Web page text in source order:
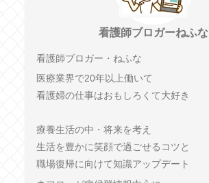
看護師ブロガーねふな
看護師ブロガー・ねふな
医療業界で20年以上働いて
看護婦の仕事はおもしろくて大好き
療養生活の中・将来を考え
生活を豊かに笑顔で過ごせるコツと
職場復帰に向けて知識アップデート